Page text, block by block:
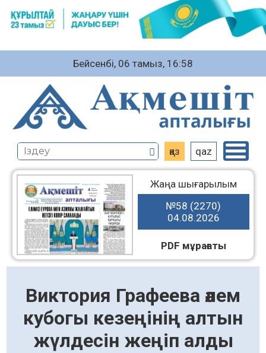
Бейсенбі, 06 тамыз, 16:58
қаз qaz
Жаңа шығарылым
№58 (2270)
04.08.2026
PDF мұрағаты
Виктория Графеева әлем
кубогы кезеңінің алтын
жүлдесін жеңіп алды